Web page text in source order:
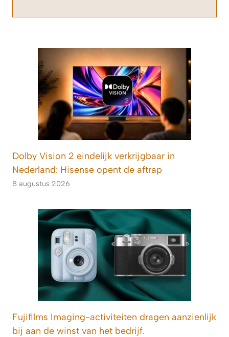
Dolby Vision 2 eindelijk verkrijgbaar in
Nederland: Hisense opent de aftrap
8 augustus 2026
Fujifilms Imaging-activiteiten dragen aanzienlijk
bij aan de winst van het bedrijf.